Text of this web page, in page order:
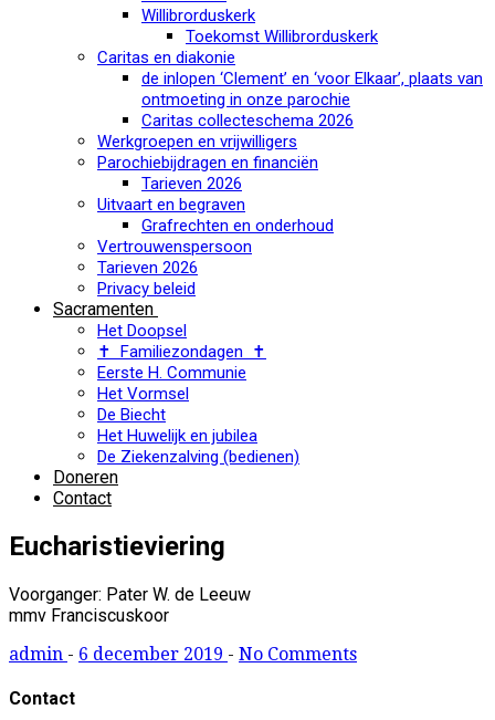
Willibrorduskerk
Toekomst Willibrorduskerk
Caritas en diakonie
de inlopen ‘Clement’ en ‘voor Elkaar’, plaats van
ontmoeting in onze parochie
Caritas collecteschema 2026
Werkgroepen en vrijwilligers
Parochiebijdragen en financiën
Tarieven 2026
Uitvaart en begraven
Grafrechten en onderhoud
Vertrouwenspersoon
Tarieven 2026
Privacy beleid
Sacramenten
Het Doopsel
✝ Familiezondagen ✝
Eerste H. Communie
Het Vormsel
De Biecht
Het Huwelijk en jubilea
De Ziekenzalving (bedienen)
Doneren
Contact
Eucharistieviering
Voorganger: Pater W. de Leeuw
mmv Franciscuskoor
admin - 6 december 2019 - No Comments
Contact